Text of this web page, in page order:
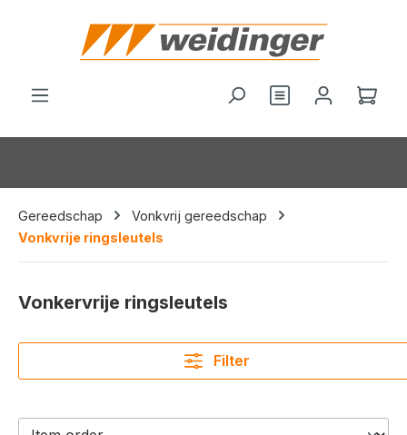
Je hebt 0 items
Gereedschap
Vonkvrij gereedschap
Vonkvrije ringsleutels
Vonkervrije ringsleutels
Filter